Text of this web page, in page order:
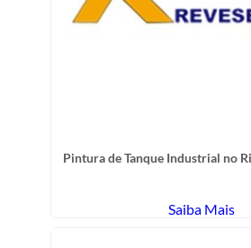
Pintura de Tanque Industrial no
Saiba Mais